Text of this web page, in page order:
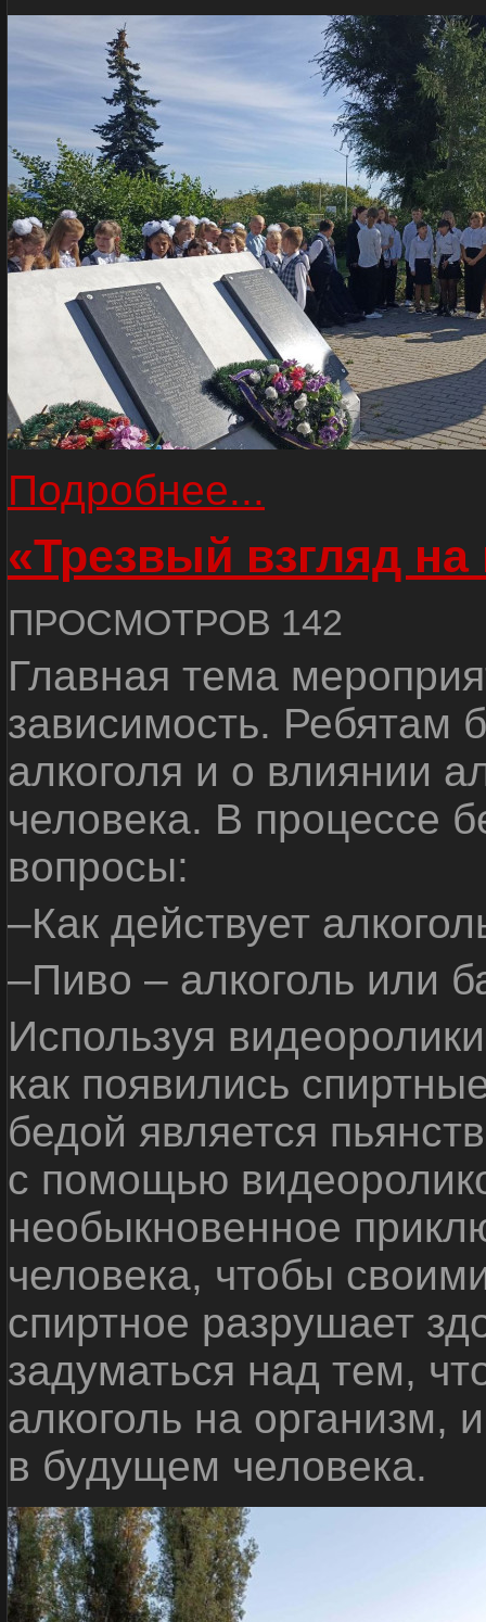
Подробнее...
«Трезвый взгляд на
ПРОСМОТРОВ 142
Главная тема
зависимость. Ребятам
алкоголя и о влиянии
человека. В процессе
вопросы:
–Как действует
–Пиво – алкоголь или
Используя
как появились
бедой является
с помощью
необыкновенное
человека, чтобы
спиртное разрушает
задуматься над тем,
алкоголь на организм,
в будущем человека.